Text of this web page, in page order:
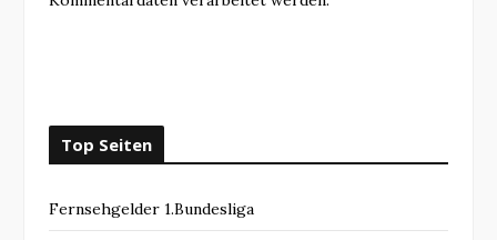
Top Seiten
Fernsehgelder 1.Bundesliga